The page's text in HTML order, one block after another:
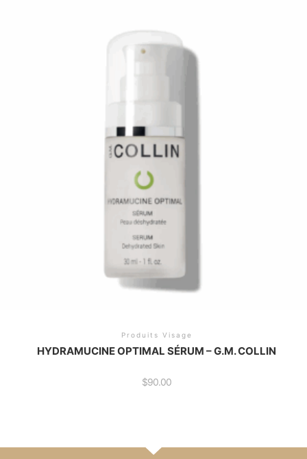
Produits Visage
HYDRAMUCINE OPTIMAL SÉRUM – G.M. COLLIN
$90.00